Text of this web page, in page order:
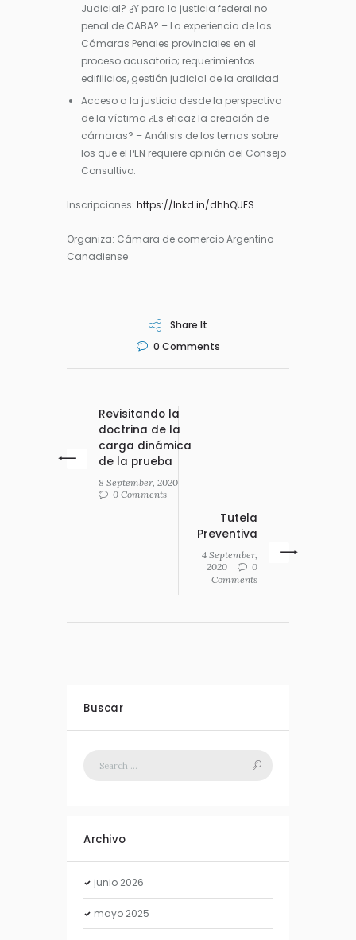
Judicial? ¿Y para la justicia federal no
penal de CABA? – La experiencia de las
Cámaras Penales provinciales en el
proceso acusatorio; requerimientos
edifilicios, gestión judicial de la oralidad
Acceso a la justicia desde la perspectiva
de la víctima ¿Es eficaz la creación de
cámaras? – Análisis de los temas sobre
los que el PEN requiere opinión del Consejo
Consultivo.
Inscripciones: https://lnkd.in/dhhQUES
Organiza: Cámara de comercio Argentino
Canadiense
Share It
0 Comments
Revisitando la
doctrina de la
carga dinámica
de la prueba
8 September, 2020
0 Comments
Tutela
Preventiva
4 September,
2020
0
Comments
Buscar
Archivo
junio 2026
mayo 2025